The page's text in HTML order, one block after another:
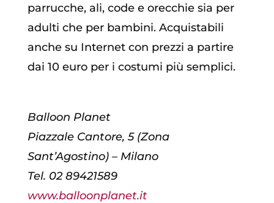
parrucche, ali, code e orecchie sia per
adulti che per bambini. Acquistabili
anche su Internet con prezzi a partire
dai 10 euro per i costumi più semplici.
Balloon Planet
Piazzale Cantore, 5 (Zona
Sant’Agostino) – Milano
Tel. 02 89421589
www.balloonplanet.it